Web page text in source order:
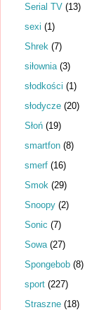
Serial TV (13)
sexi (1)
Shrek (7)
siłownia (3)
słodkości (1)
słodycze (20)
Słoń (19)
smartfon (8)
smerf (16)
Smok (29)
Snoopy (2)
Sonic (7)
Sowa (27)
Spongebob (8)
sport (227)
Straszne (18)